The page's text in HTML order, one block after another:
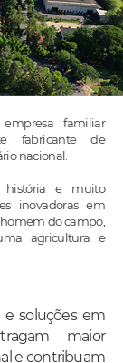
familiar
fabricante de
nacional.
história e muito
inovadoras em
do campo,
agricultura e
e soluções em
maior
e contribuam